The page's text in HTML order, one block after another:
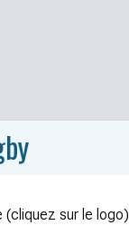
(cliquez sur le logo)